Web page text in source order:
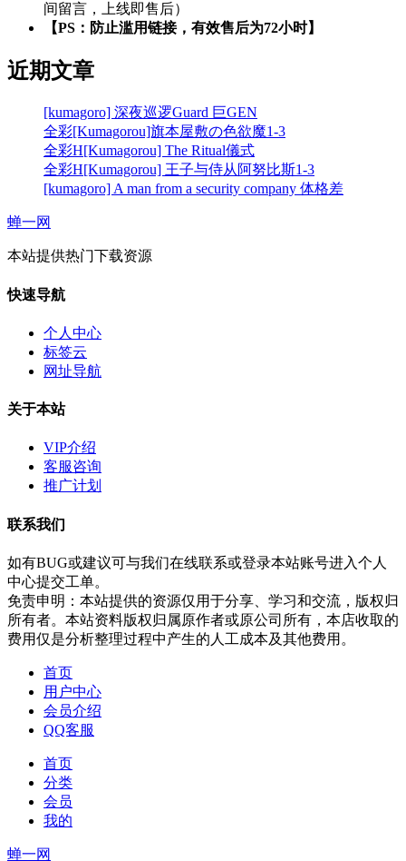
间留言，上线即售后）
【PS：防止滥用链接，有效售后为72小时】
近期文章
[kumagoro] 深夜巡逻Guard 巨GEN
全彩[Kumagorou]旗本屋敷の色欲魔1-3
全彩H[Kumagorou] The Ritual儀式
全彩H[Kumagorou] 王子与侍从阿努比斯1-3
[kumagoro] A man from a security company 体格差
蝉一网
本站提供热门下载资源
快速导航
个人中心
标签云
网址导航
关于本站
VIP介绍
客服咨询
推广计划
联系我们
如有BUG或建议可与我们在线联系或登录本站账号进入个人
中心提交工单。
免责申明：本站提供的资源仅用于分享、学习和交流，版权归
所有者。本站资料版权归属原作者或原公司所有，本店收取的
费用仅是分析整理过程中产生的人工成本及其他费用。
首页
用户中心
会员介绍
QQ客服
首页
分类
会员
我的
蝉一网